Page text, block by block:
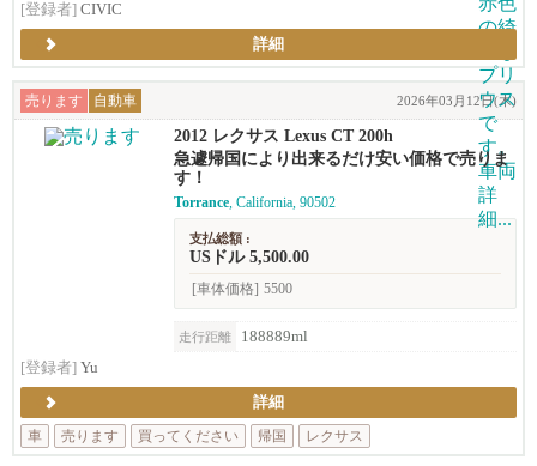
[登録者] CIVIC
詳細
売ります 自動車 2026年03月12日(木)
2012 レクサス Lexus CT 200h
急遽帰国により出来るだけ安い価格で売りま
す！
Torrance, California, 90502
支払総額 :
USドル 5,500.00
[車体価格] 5500
走行距離
188889ml
[登録者] Yu
詳細
車
売ります 買ってください 帰国 レクサス